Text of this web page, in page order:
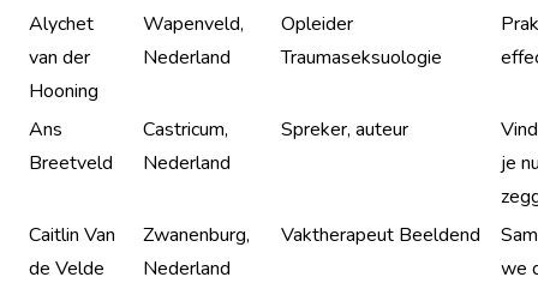
Alychet
van der
Hooning
Wapenveld,
Nederland
Opleider
Traumaseksuologie
Ans
Breetveld
Castricum,
Nederland
Spreker, auteur
je
Caitlin Van
de Velde
Zwanenburg,
Nederland
Vaktherapeut Beeldend
we